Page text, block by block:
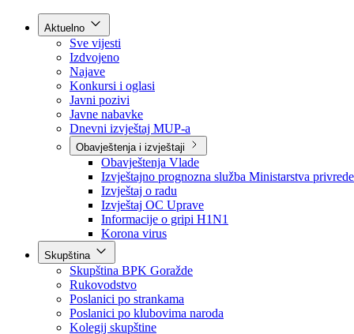
Kontakt
Aktuelno
Sve vijesti
Izdvojeno
Najave
Konkursi i oglasi
Javni pozivi
Javne nabavke
Dnevni izvještaj MUP-a
Obavještenja i izvještaji
Obavještenja Vlade
Izvještajno prognozna služba Ministarstva privrede
Izvještaj o radu
Izvještaj OC Uprave
Informacije o gripi H1N1
Korona virus
Skupština
Skupština BPK Goražde
Rukovodstvo